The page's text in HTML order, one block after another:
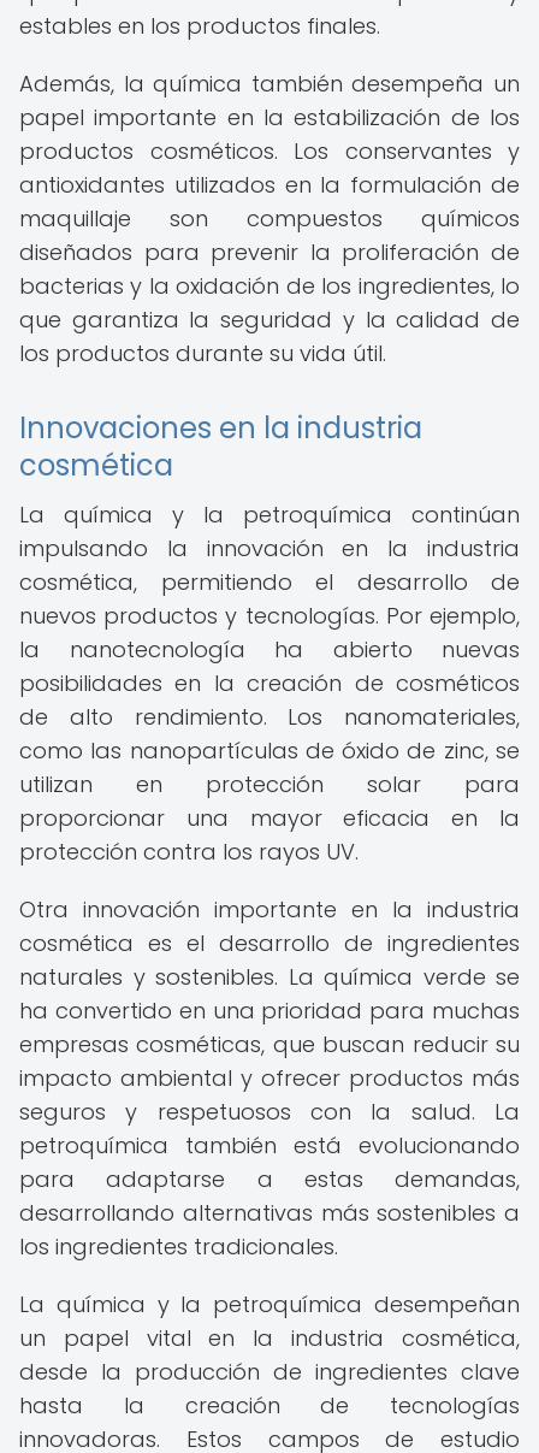
estables en los productos finales.
Además, la química también desempeña un
papel importante en la estabilización de los
productos cosméticos. Los conservantes y
antioxidantes utilizados en la formulación de
maquillaje son compuestos químicos
diseñados para prevenir la proliferación de
bacterias y la oxidación de los ingredientes, lo
que garantiza la seguridad y la calidad de
los productos durante su vida útil.
Innovaciones en la industria
cosmética
La química y la petroquímica continúan
impulsando la innovación en la industria
cosmética, permitiendo el desarrollo de
nuevos productos y tecnologías. Por ejemplo,
la nanotecnología ha abierto nuevas
posibilidades en la creación de cosméticos
de alto rendimiento. Los nanomateriales,
como las nanopartículas de óxido de zinc, se
utilizan en protección solar para
proporcionar una mayor eficacia en la
protección contra los rayos UV.
Otra innovación importante en la industria
cosmética es el desarrollo de ingredientes
naturales y sostenibles. La química verde se
ha convertido en una prioridad para muchas
empresas cosméticas, que buscan reducir su
impacto ambiental y ofrecer productos más
seguros y respetuosos con la salud. La
petroquímica también está evolucionando
para adaptarse a estas demandas,
desarrollando alternativas más sostenibles a
los ingredientes tradicionales.
La química y la petroquímica desempeñan
un papel vital en la industria cosmética,
desde la producción de ingredientes clave
hasta la creación de tecnologías
innovadoras. Estos campos de estudio